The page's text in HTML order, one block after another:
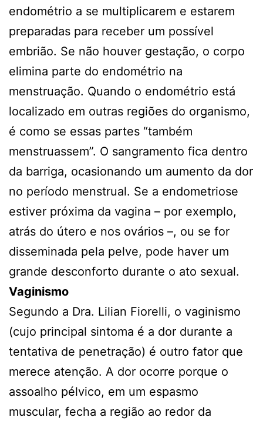
endométrio a se multiplicarem e estarem
preparadas para receber um possível
embrião. Se não houver gestação, o corpo
elimina parte do endométrio na
menstruação. Quando o endométrio está
localizado em outras regiões do organismo,
é como se essas partes “também
menstruassem”. O sangramento fica dentro
da barriga, ocasionando um aumento da dor
no período menstrual. Se a endometriose
estiver próxima da vagina – por exemplo,
atrás do útero e nos ovários –, ou se for
disseminada pela pelve, pode haver um
grande desconforto durante o ato sexual.
Vaginismo
Segundo a Dra. Lilian Fiorelli, o vaginismo
(cujo principal sintoma é a dor durante a
tentativa de penetração) é outro fator que
merece atenção. A dor ocorre porque o
assoalho pélvico, em um espasmo
muscular, fecha a região ao redor da